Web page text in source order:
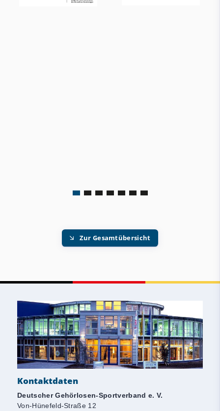
Zur Gesamtübersicht
Kontaktdaten
Deutscher Gehörlosen-Sportverband e. V.
Von-Hünefeld-Straße 12